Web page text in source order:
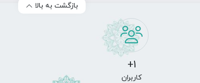
بازگشت به بالا
1+
کاربران